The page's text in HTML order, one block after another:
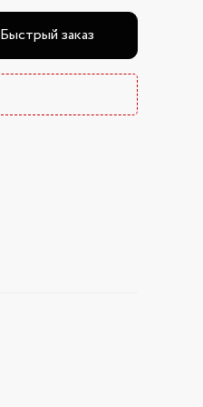
Быстрый заказ